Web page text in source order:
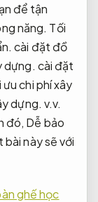
để tận
năng. Tối
cài đặt đồ
dựng. cài đặt
ưu chi phí xây
dựng. v.v.
đó, Dễ bảo
này sẽ với
ghế học